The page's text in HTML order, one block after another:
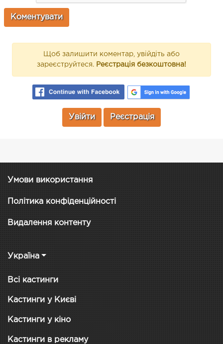
Щоб залишити коментар, увійдіть або
зареєструйтеся. Реєстрація безкоштовна!
Увійти Реєстрація
Умови використання
Політика конфіденційності
Видалення контенту
Україна
Всі кастинги
Кастинги у Києві
Кастинги у кіно
Кастинги в рекламу